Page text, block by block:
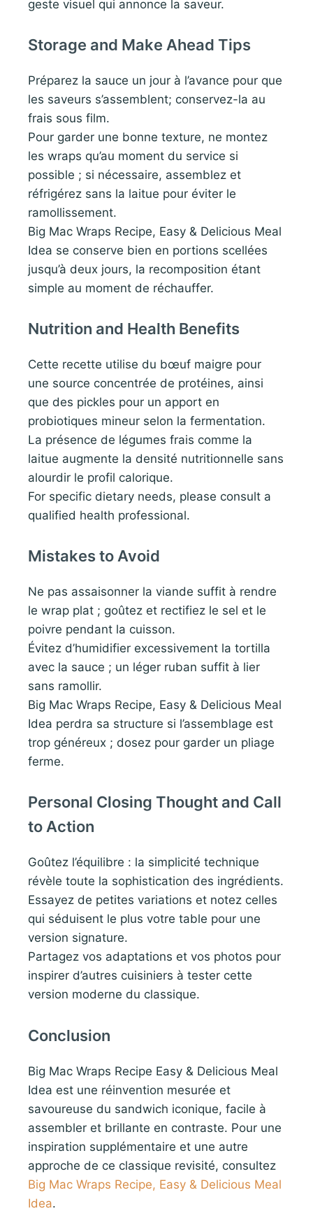
geste visuel qui annonce la saveur.
Storage and Make Ahead Tips
Préparez la sauce un jour à l’avance pour que
les saveurs s’assemblent; conservez-la au
frais sous film.
Pour garder une bonne texture, ne montez
les wraps qu’au moment du service si
possible ; si nécessaire, assemblez et
réfrigérez sans la laitue pour éviter le
ramollissement.
Big Mac Wraps Recipe, Easy & Delicious Meal
Idea se conserve bien en portions scellées
jusqu’à deux jours, la recomposition étant
simple au moment de réchauffer.
Nutrition and Health Benefits
Cette recette utilise du bœuf maigre pour
une source concentrée de protéines, ainsi
que des pickles pour un apport en
probiotiques mineur selon la fermentation.
La présence de légumes frais comme la
laitue augmente la densité nutritionnelle sans
alourdir le profil calorique.
For specific dietary needs, please consult a
qualified health professional.
Mistakes to Avoid
Ne pas assaisonner la viande suffit à rendre
le wrap plat ; goûtez et rectifiez le sel et le
poivre pendant la cuisson.
Évitez d’humidifier excessivement la tortilla
avec la sauce ; un léger ruban suffit à lier
sans ramollir.
Big Mac Wraps Recipe, Easy & Delicious Meal
Idea perdra sa structure si l’assemblage est
trop généreux ; dosez pour garder un pliage
ferme.
Personal Closing Thought and Call
to Action
Goûtez l’équilibre : la simplicité technique
révèle toute la sophistication des ingrédients.
Essayez de petites variations et notez celles
qui séduisent le plus votre table pour une
version signature.
Partagez vos adaptations et vos photos pour
inspirer d’autres cuisiniers à tester cette
version moderne du classique.
Conclusion
Big Mac Wraps Recipe Easy & Delicious Meal
Idea est une réinvention mesurée et
savoureuse du sandwich iconique, facile à
assembler et brillante en contraste. Pour une
inspiration supplémentaire et une autre
approche de ce classique revisité, consultez
Big Mac Wraps Recipe, Easy & Delicious Meal
Idea.